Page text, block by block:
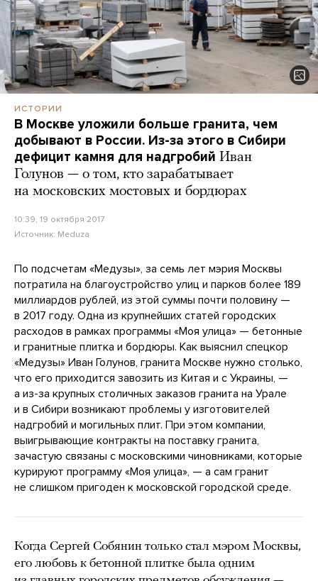
ИСТОРИИ
В Москве уложили больше гранита, чем
добывают в России. Из-за этого в Сибири
дефицит камня для надгробий Иван
Голунов — о том, кто зарабатывает
на московских мостовых и бордюрах
10:39, 19 октября 2017
Источник: Meduza
По подсчетам «Медузы», за семь лет мэрия Москвы
потратила на благоустройство улиц и парков более 189
миллиардов рублей, из этой суммы почти половину —
в 2017 году. Одна из крупнейших статей городских
расходов в рамках программы «Моя улица» — бетонные
и гранитные плитка и бордюры. Как выяснил спецкор
«Медузы» Иван Голунов, гранита Москве нужно столько,
что его приходится завозить из Китая и с Украины, —
а из-за крупных столичных заказов гранита на Урале
и в Сибири возникают проблемы у изготовителей
надгробий и могильных плит. При этом компании,
выигрывающие контракты на поставку гранита,
зачастую связаны с московскими чиновниками, которые
курируют программу «Моя улица», — а сам гранит
не слишком пригоден к московской городской среде.
Когда Сергей Собянин только стал мэром Москвы,
его любовь к бетонной плитке была одним